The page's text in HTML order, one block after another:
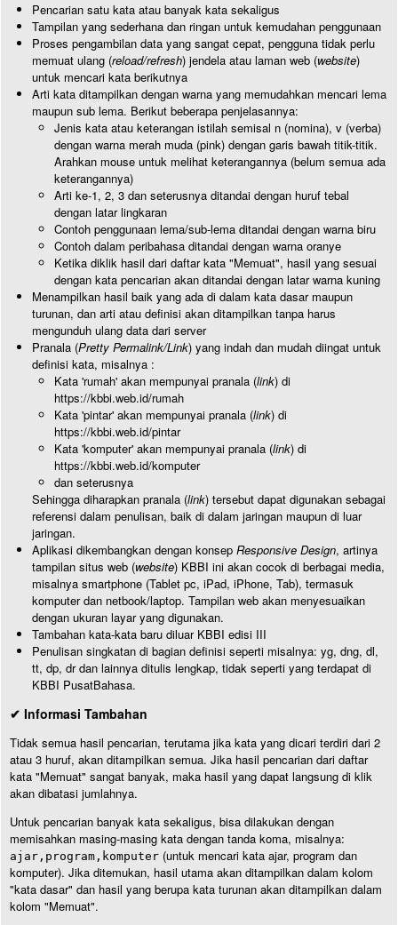
Pencarian satu kata atau banyak kata sekaligus
Tampilan yang sederhana dan ringan untuk kemudahan penggunaan
Proses pengambilan data yang sangat cepat, pengguna tidak perlu
memuat ulang (reload/refresh) jendela atau laman web (website)
untuk mencari kata berikutnya
Arti kata ditampilkan dengan warna yang memudahkan mencari lema
maupun sub lema. Berikut beberapa penjelasannya:
Jenis kata atau keterangan istilah semisal n (nomina), v (verba)
dengan warna merah muda (pink) dengan garis bawah titik-titik.
Arahkan mouse untuk melihat keterangannya (belum semua ada
keterangannya)
Arti ke-1, 2, 3 dan seterusnya ditandai dengan huruf tebal
dengan latar lingkaran
Contoh penggunaan lema/sub-lema ditandai dengan warna biru
Contoh dalam peribahasa ditandai dengan warna oranye
Ketika diklik hasil dari daftar kata "Memuat", hasil yang sesuai
dengan kata pencarian akan ditandai dengan latar warna kuning
Menampilkan hasil baik yang ada di dalam kata dasar maupun
turunan, dan arti atau definisi akan ditampilkan tanpa harus
mengunduh ulang data dari server
Pranala (Pretty Permalink/Link) yang indah dan mudah diingat untuk
definisi kata, misalnya :
Kata 'rumah' akan mempunyai pranala (link) di
https://kbbi.web.id/rumah
Kata 'pintar' akan mempunyai pranala (link) di
https://kbbi.web.id/pintar
Kata 'komputer' akan mempunyai pranala (link) di
https://kbbi.web.id/komputer
dan seterusnya
Sehingga diharapkan pranala (link) tersebut dapat digunakan sebagai
referensi dalam penulisan, baik di dalam jaringan maupun di luar
jaringan.
Aplikasi dikembangkan dengan konsep Responsive Design, artinya
tampilan situs web (website) KBBI ini akan cocok di berbagai media,
misalnya smartphone (Tablet pc, iPad, iPhone, Tab), termasuk
komputer dan netbook/laptop. Tampilan web akan menyesuaikan
dengan ukuran layar yang digunakan.
Tambahan kata-kata baru diluar KBBI edisi III
Penulisan singkatan di bagian definisi seperti misalnya: yg, dng, dl,
tt, dp, dr dan lainnya ditulis lengkap, tidak seperti yang terdapat di
KBBI PusatBahasa.
✔ Informasi Tambahan
Tidak semua hasil pencarian, terutama jika kata yang dicari terdiri dari 2
atau 3 huruf, akan ditampilkan semua. Jika hasil pencarian dari daftar
kata "Memuat" sangat banyak, maka hasil yang dapat langsung di klik
akan dibatasi jumlahnya.
Untuk pencarian banyak kata sekaligus, bisa dilakukan dengan
memisahkan masing-masing kata dengan tanda koma, misalnya:
ajar,program,komputer (untuk mencari kata ajar, program dan
komputer). Jika ditemukan, hasil utama akan ditampilkan dalam kolom
"kata dasar" dan hasil yang berupa kata turunan akan ditampilkan dalam
kolom "Memuat".